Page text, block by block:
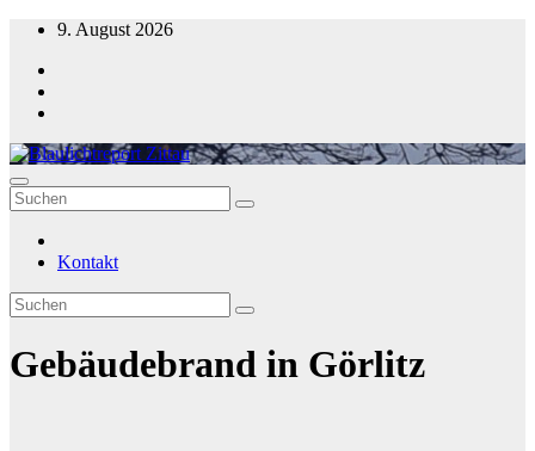
Zum
springen
9. August 2026
Blaulichtreport Zittau
Kontakt
Gebäudebrand in Görlitz